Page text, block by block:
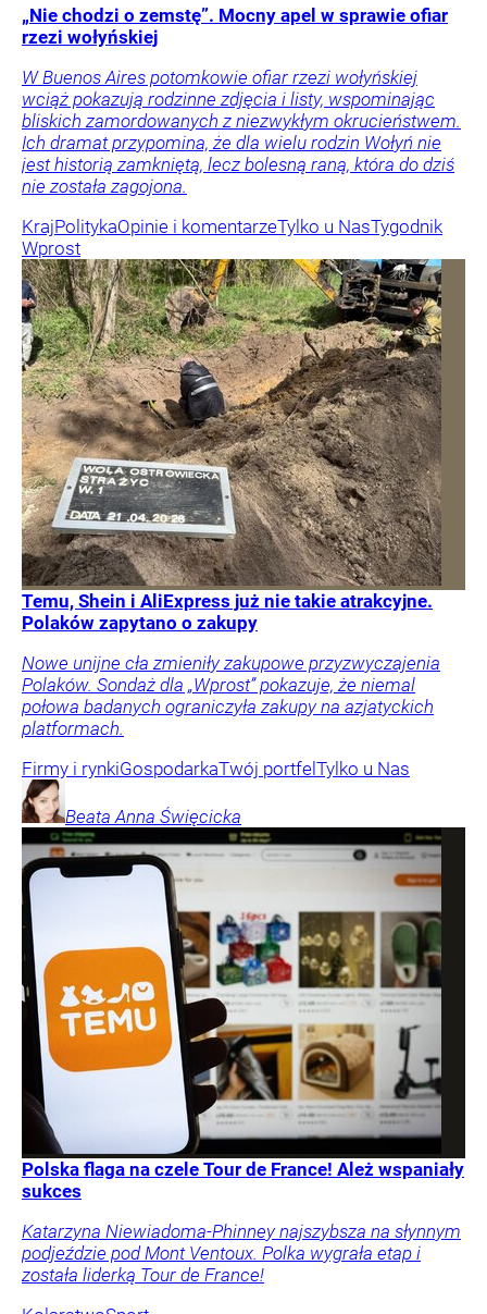
„Nie chodzi o zemstę”. Mocny apel w sprawie ofiar
rzezi wołyńskiej
W Buenos Aires potomkowie ofiar rzezi wołyńskiej
wciąż pokazują rodzinne zdjęcia i listy, wspominając
bliskich zamordowanych z niezwykłym okrucieństwem.
Ich dramat przypomina, że dla wielu rodzin Wołyń nie
jest historią zamkniętą, lecz bolesną raną, która do dziś
nie została zagojona.
KrajPolitykaOpinie i komentarzeTylko u NasTygodnik
Wprost
Temu, Shein i AliExpress już nie takie atrakcyjne.
Polaków zapytano o zakupy
Nowe unijne cła zmieniły zakupowe przyzwyczajenia
Polaków. Sondaż dla „Wprost” pokazuje, że niemal
połowa badanych ograniczyła zakupy na azjatyckich
platformach.
Firmy i rynkiGospodarkaTwój portfel Tylko u Nas
Beata Anna Święcicka
Polska flaga na czele Tour de France! Ależ wspaniały
sukces
Katarzyna Niewiadoma-Phinney najszybsza na słynnym
podjeździe pod Mont Ventoux. Polka wygrała etap i
została liderką Tour de France!